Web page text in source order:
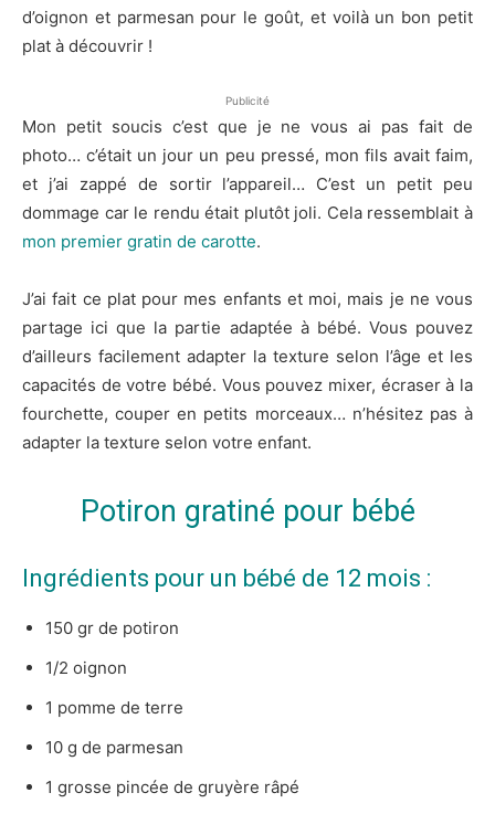
d’oignon et parmesan pour le goût, et voilà un bon petit
plat à découvrir !
Publicité
Mon petit soucis c’est que je ne vous ai pas fait de
photo… c’était un jour un peu pressé, mon fils avait faim,
et j’ai zappé de sortir l’appareil… C’est un petit peu
dommage car le rendu était plutôt joli. Cela ressemblait à
mon premier gratin de carotte.
J’ai fait ce plat pour mes enfants et moi, mais je ne vous
partage ici que la partie adaptée à bébé. Vous pouvez
d’ailleurs facilement adapter la texture selon l’âge et les
capacités de votre bébé. Vous pouvez mixer, écraser à la
fourchette, couper en petits morceaux… n’hésitez pas à
adapter la texture selon votre enfant.
Potiron gratiné pour bébé
Ingrédients pour un bébé de 12 mois :
150 gr de potiron
1/2 oignon
1 pomme de terre
10 g de parmesan
1 grosse pincée de gruyère râpé